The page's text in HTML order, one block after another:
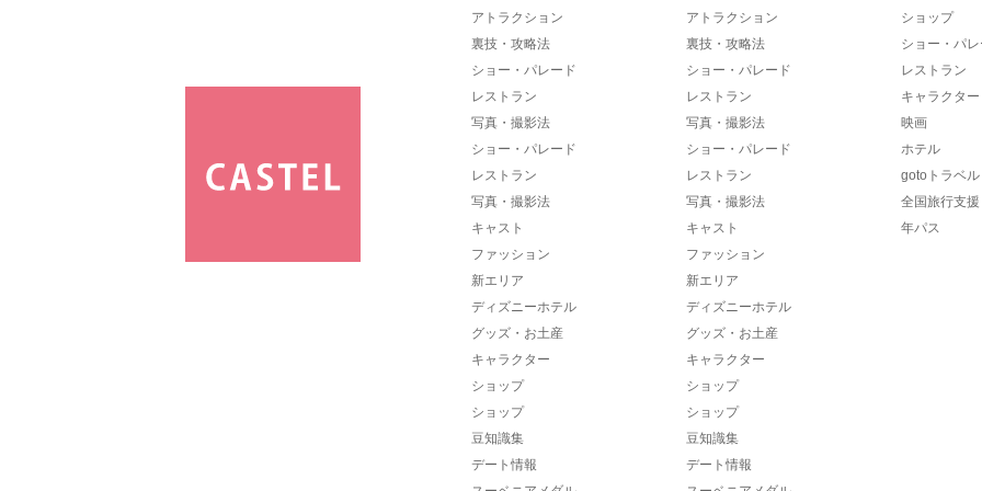
アトラクション
裏技・攻略法
ショー・パレード
レストラン
写真・撮影法
ショー・パレード
レストラン
写真・撮影法
キャスト
ファッション
新エリア
ディズニーホテル
グッズ・お土産
キャラクター
ショップ
ショップ
豆知識集
デート情報
アトラクション
裏技・攻略法
ショー・パレード
レストラン
写真・撮影法
ショー・パレード
レストラン
写真・撮影法
キャスト
ファッション
新エリア
ディズニーホテル
グッズ・お土産
キャラクター
ショップ
ショップ
豆知識集
デート情報
ショップ
ショー・パ
レストラン
キャラクター
映画
ホテル
gotoトラベル
全国旅行支援
年パス